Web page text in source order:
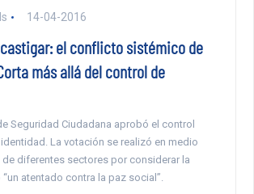
14-04-2016
el conflicto sistémico de
más allá del control de
Seguridad Ciudadana aprobó el control
La votación se realizó en medio
diferentes sectores por considerar la
atentado contra la paz social”.